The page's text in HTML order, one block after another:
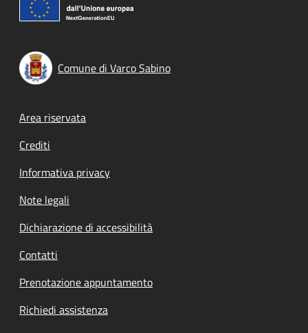
Comune di Varco Sabino
Footer menu
Area riservata
Crediti
Informativa privacy
Note legali
Dichiarazione di accessibilità
Contatti
Prenotazione appuntamento
Richiedi assistenza